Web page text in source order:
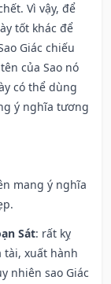
Vì vậy, để
tốt khác để
Giác chiếu
của Sao nó
có thể dùng
ý nghĩa tương
mang ý nghĩa
Sát: rất kỵ
tài, xuất hành
nhiên sao Giác